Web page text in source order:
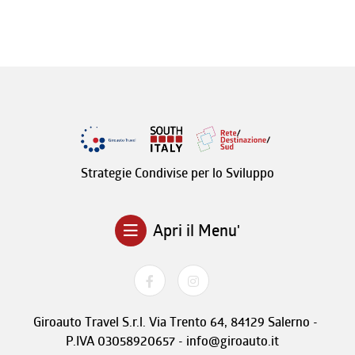
Strategie Condivise per lo Sviluppo
Apri il Menu'
Giroauto Travel S.r.l. Via Trento 64, 84129 Salerno -
P.IVA 03058920657 - info@giroauto.it